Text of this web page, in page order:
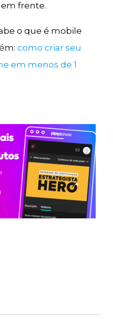
frente.
o que é mobile
como criar seu
em menos de 1